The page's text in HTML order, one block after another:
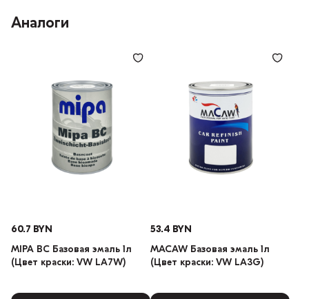
Аналоги
60.7 BYN
MIPA BC Базовая эмаль 1л
(Цвет краски: VW LA7W)
53.4 BYN
MACAW Базовая эмаль 1л
(Цвет краски: VW LA3G)